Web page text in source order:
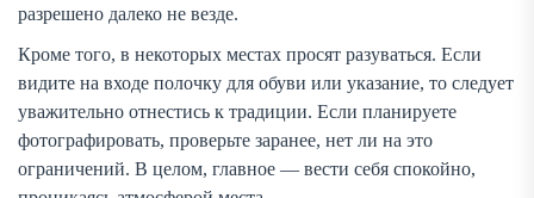
разрешено далеко не везде.
Кроме того, в некоторых местах просят разуваться. Если
видите на входе полочку для обуви или указание, то следует
уважительно отнестись к традиции. Если планируете
фотографировать, проверьте заранее, нет ли на это
ограничений. В целом, главное — вести себя спокойно,